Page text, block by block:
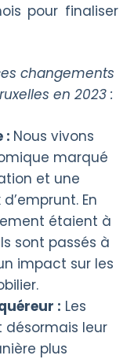
pour finaliser
changements
en 2023 :
: Nous vivons
marqué
et une
En
étaient à
sont passés à
impact sur les
: Les
désormais leur
plus